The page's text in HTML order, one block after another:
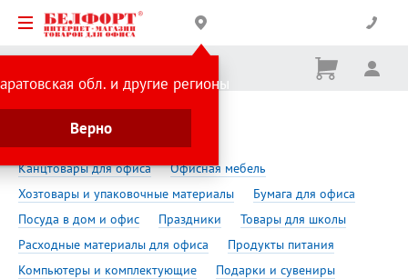
обл. и другие регионы
Верно
Корзина
Ничего
Сделано в России Уборка снега
Уборка снега
Канцтовары для офиса
Офисная мебель
Хозтовары и упаковочные материалы
Бумага для офиса
Посуда в дом и офис
Праздники
Товары для школы
Расходные материалы для офиса
Продукты питания
Компьютеры и комплектующие
Подарки и сувениры